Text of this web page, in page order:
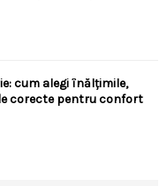
cum alegi înălțimile,
corecte pentru confort